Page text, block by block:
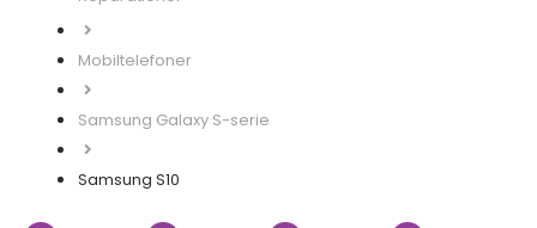
Mobiltelefoner
Samsung Galaxy S-serie
Samsung S10